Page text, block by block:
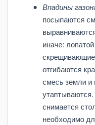
Впадины
посыпаются
иначе:
отгибаются
смесь земли и
снимается
необходимо